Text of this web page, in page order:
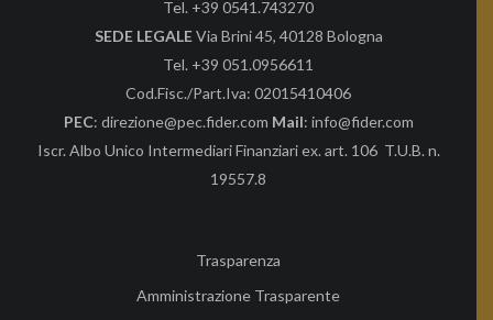
Tel. +39 0541.743270
SEDE LEGALEVia Brini 45, 40128 Bologna
Tel. +39 051.0956611
Cod.Fisc./Part.Iva: 02015410406
PEC: direzione@pec.fider.com Mail: info@fider.com
Iscr. Albo Unico Intermediari Finanziari ex. art. 106 T.U.B. n.
19557.8
Trasparenza
Amministrazione Trasparente